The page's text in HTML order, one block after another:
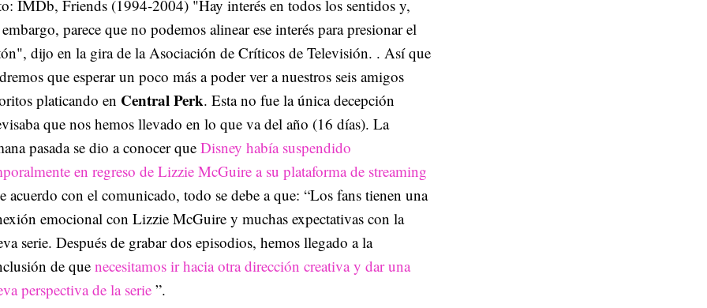
IMDb, Friends (1994-2004) "Hay interés en todos los sentidos y,
parece que no podemos alinear ese interés para presionar el
dijo en la gira de la Asociación de Críticos de Televisión. . Así que
que esperar un poco más a poder ver a nuestros seis amigos
platicando en Central Perk. Esta no fue la única decepción
que nos hemos llevado en lo que va del año (16 días). La
pasada se dio a conocer que Disney había suspendido
en regreso de Lizzie McGuire a su plataforma de streaming
acuerdo con el comunicado, todo se debe a que: “Los fans tienen una
emocional con Lizzie McGuire y muchas expectativas con la
serie. Después de grabar dos episodios, hemos llegado a la
de que necesitamos ir hacia otra dirección creativa y dar una
perspectiva de la serie ”.